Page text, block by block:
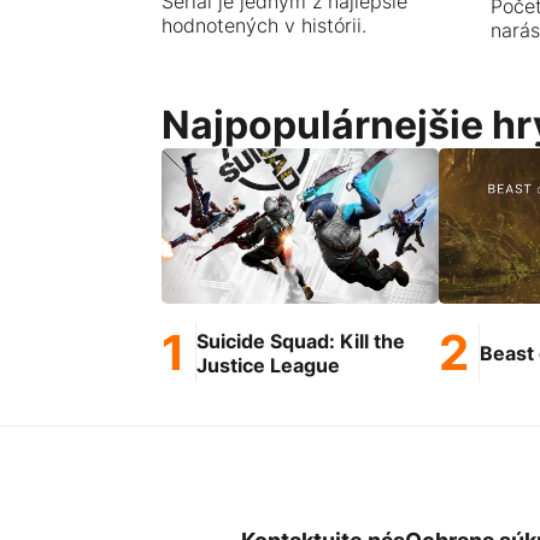
hodnotených v histórii.
Najpopulárnejšie
Suicide Squad: Kill the
Justice League
Beast